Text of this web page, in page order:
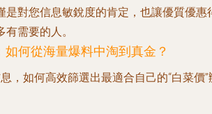
是對您信息敏銳度的肯定，也讓優質優惠
需要的人。
何從海量爆料中淘到真金？
，如何高效篩選出最適合自己的“白菜價”